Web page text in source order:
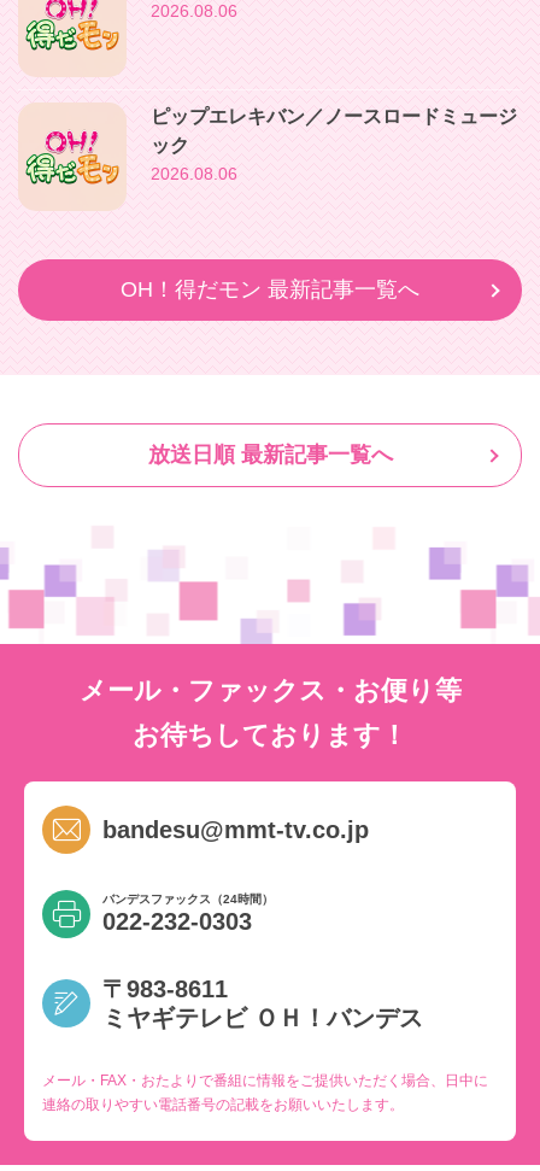
2026.08.06
ピップエレキバン／ノースロードミュージ
ック
2026.08.06
OH！得だモン 最新記事一覧へ
放送日順 最新記事一覧へ
メール・ファックス・お便り等
お待ちしております！
bandesu@mmt-tv.co.jp
バンデスファックス（24時間）
022-232-0303
〒983-8611
ミヤギテレビ ＯＨ！バンデス
メール・FAX・おたよりで番組に情報をご提供いただく場合、日中に
連絡の取りやすい電話番号の記載をお願いいたします。